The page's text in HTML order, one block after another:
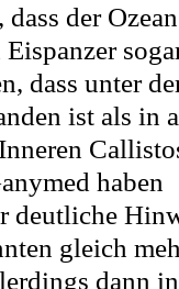
der
dass unter
ist als in
haben
deutliche
gleich
dann